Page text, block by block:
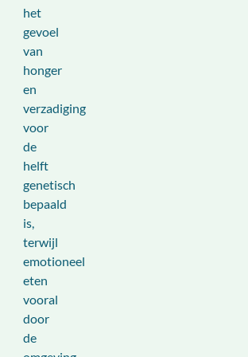
het
gevoel
van
honger
en
verzadiging
voor
de
helft
genetisch
bepaald
is,
terwijl
emotioneel
eten
vooral
door
de